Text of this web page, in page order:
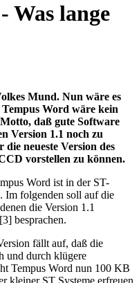
Was lange
Mund. Nun wäre es
Word wäre kein
daß gute Software
Version 1.1 noch zu
neueste Version des
vorstellen zu können.
Word ist in der ST-
Im folgenden soll auf die
die Version 1.1
besprachen.
fällt auf, daß die
und durch klügere
Tempus Word nun 100 KB
kleiner ST Systeme erfreuen